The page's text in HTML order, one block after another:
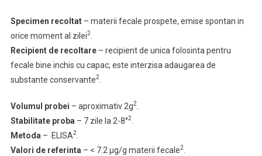
Specimen recoltat – materii fecale prospete, emise spontan in
orice moment al zilei2.
Recipient de recoltare– recipient de unica folosinta pentru
fecale bine inchis cu capac; este interzisa adaugarea de
substante conservante2.
Volumul probei – aproximativ 2g2.
Stabilitate proba – 7 zile la 2-8°2.
Metoda – ELISA2.
Valori de referinta – < 7.2 µg/g materii fecale2.